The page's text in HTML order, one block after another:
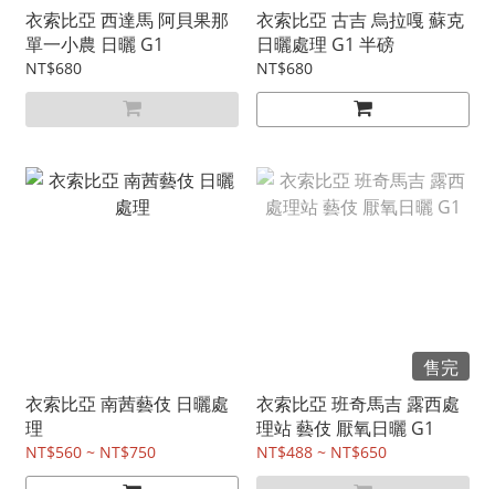
衣索比亞 西達馬 阿貝果那
單一小農 日曬 G1
NT$680
衣索比亞 古吉 烏拉嘎 蘇克
日曬處理 G1 半磅
NT$680
衣索比亞 南茜藝伎 日曬處
理
NT$560 ~ NT$750
售完
衣索比亞 班奇馬吉 露西處
理站 藝伎 厭氧日曬 G1
NT$488 ~ NT$650